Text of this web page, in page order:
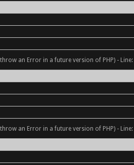
an Error in a future version of PHP) -
an Error in a future version of PHP) -